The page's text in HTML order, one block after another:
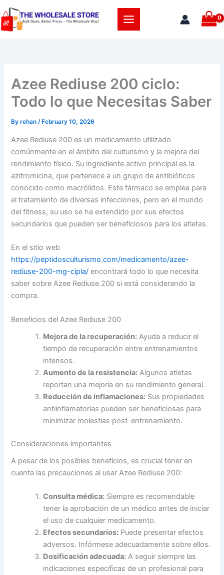
Skip
to
content
Azee Rediuse 200 ciclo:
Todo lo que Necesitas Saber
Byrehan/ February 10, 2026
Azee Rediuse 200 es un medicamento utilizado
comúnmente en el ámbito del culturismo y la mejora del
rendimiento físico. Su ingrediente activo principal es la
azitromicina, que pertenece a un grupo de antibióticos
conocido como macrólidos. Este fármaco se emplea para
el tratamiento de diversas infecciones, pero en el mundo
del fitness, su uso se ha extendido por sus efectos
secundarios que pueden ser beneficiosos para los atletas.
En el sitio web
https://peptidosculturismo.com/medicamento/azee-
rediuse-200-mg-cipla/ encontrará todo lo que necesita
saber sobre Azee Rediuse 200 si está considerando la
compra.
Beneficios del Azee Rediuse 200
Mejora de la recuperación: Ayuda a reducir el
tiempo de recuperación entre entrenamientos
intensos.
Aumento de la resistencia: Algunos atletas
reportan una mejoría en su rendimiento general.
Reducción de inflamaciones: Sus propiedades
antiinflamatorias pueden ser beneficiosas para
minimizar molestias post-entrenamiento.
Consideraciones importantes
A pesar de los posibles beneficios, es crucial tener en
cuenta las precauciones al usar Azee Rediuse 200:
Consulta médica: Siempre es recomendable
tener la aprobación de un médico antes de iniciar
el uso de cualquier medicamento.
Efectos secundarios: Puede presentar efectos
adversos. Infórmese adecuadamente sobre ellos.
Dosificación adecuada: A seguir siempre las
indicaciones específicas de un profesional para